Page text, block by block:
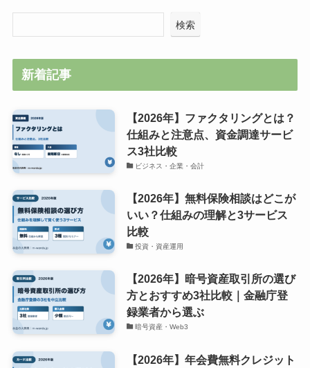
検索
新着記事
【2026年】ファクタリングとは？
仕組みと注意点、資金調達サービ
ス3社比較
ビジネス・企業・会計
【2026年】無料保険相談はどこが
いい？仕組みの理解と3サービス
比較
投資・資産運用
【2026年】暗号資産取引所の選び
方とおすすめ3社比較｜金融庁登
録業者から選ぶ
暗号資産・Web3
【2026年】年会費無料クレジット